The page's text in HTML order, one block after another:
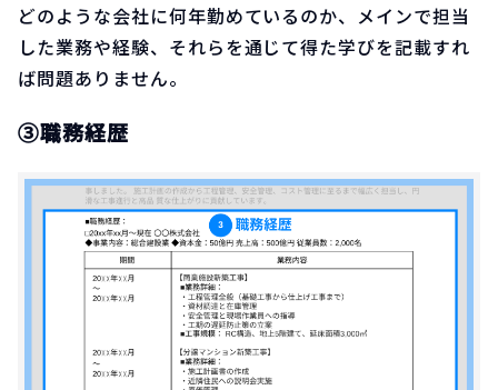
どのような会社に何年勤めているのか、メインで担当
した業務や経験、それらを通じて得た学びを記載すれ
ば問題ありません。
③職務経歴